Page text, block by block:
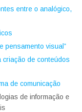
entre o analógico,
pensamento visual”
criação de conteúdos
de comunicação
de informação e